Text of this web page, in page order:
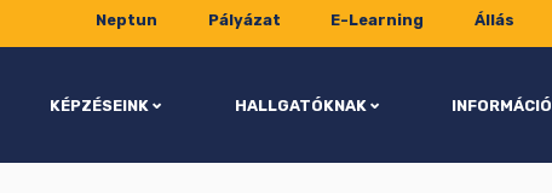
Neptun Pályázat E-Learning Állás
KÉPZÉSEINK HALLGATÓKNAK INFORMÁCIÓ